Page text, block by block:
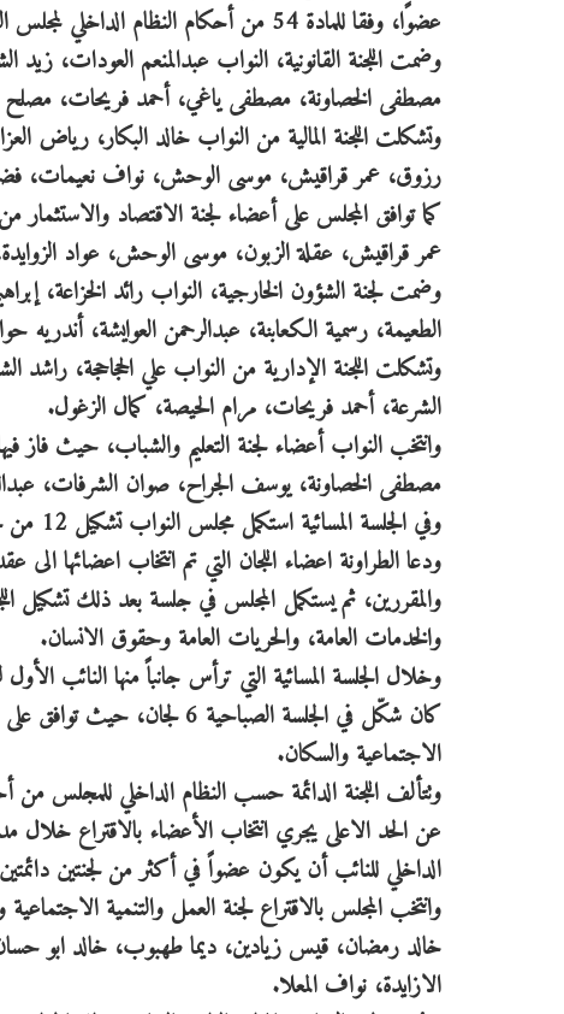
عضوًا، وفقا للمادة 54 من أحكام النظام الداخلي لمجلس النواب.
وضمت اللجنة القانونية، النواب عبدالمنعم العودات،
مصطفى الخصاونة، مصطفى ياغي، أحمد فريحات، مصلح
وتشكلت اللجنة المالية من النواب خالد البكار، رياض
رزوق، عمر قراقيش، موسى الوحش، نواف نعيمات،
كما توافق المجلس على أعضاء لجنة الاقتصاد
عمر قراقيش، عقلة الزبون، موسى الوحش، عواد
وضمت لجنة الشؤون الخارجية، النواب رائد الخزاعة،
الطعيمة، رسمية الكعابنة، عبدالرحمن العوايشة،
وتشكلت اللجنة الإدارية من النواب علي الحجاحجة، راشد
الشرعة، أحمد فريحات، مرام الحيصة، كمال الزغول.
وانتخب النواب أعضاء لجنة التعليم والشباب، حيث فاز
مصطفى الخصاونة، يوسف الجراح، صوان الشرفات،
وفي الجلسة المسائية استكمل مجلس النواب تشكيل 12 من لجانة الدائمة البالغ عددها 15 لجنة.
ودعا الطراونة اعضاء اللجان التي تم انتخاب اعضائها
والمقررين، ثم يستكمل المجلس في جلسة بعد ذلك تشكيل
والخدمات العامة، والحريات العامة وحقوق الانسان.
الاجتماعية والسكان.
وتتألف اللجنة الدائمة حسب النظام الداخلي للمجلس
الداخلي للنائب أن يكون عضواً في أكثر من لجنتين
وانتخب المجلس بالاقتراع لجنة العمل والتنمية
خالد رمضان، قيس زيادين، ديما طهبوب، خالد ابو
الازايدة، نواف المعلا.